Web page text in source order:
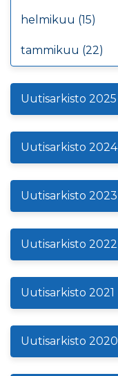
helmikuu (15)
tammikuu (22)
Uutisarkisto 2025
Uutisarkisto 2024
Uutisarkisto 2023
Uutisarkisto 2022
Uutisarkisto 2021
Uutisarkisto 2020